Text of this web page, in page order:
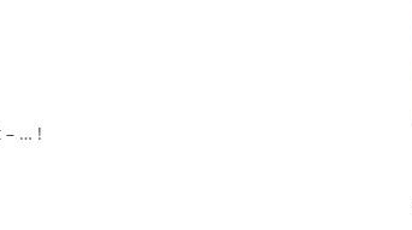
– … !